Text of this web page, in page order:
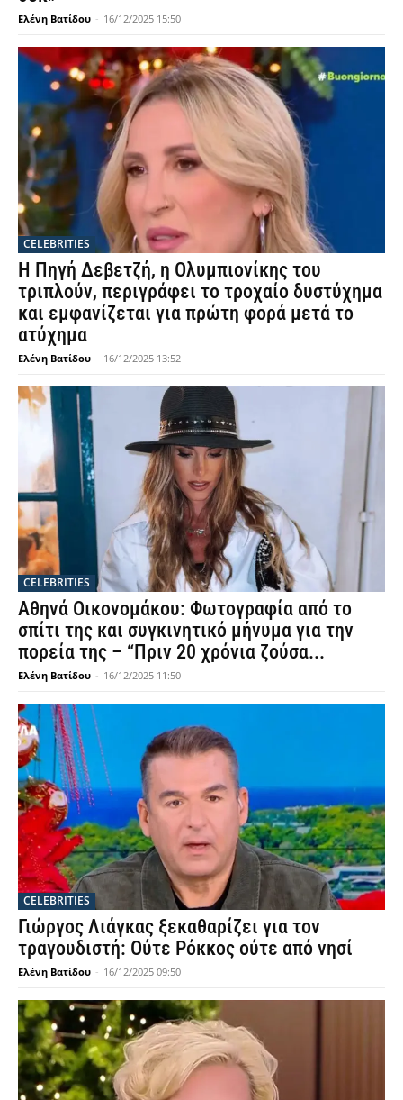
Ελένη Βατίδου - 16/12/2025 15:50
CELEBRITIES
Η Πηγή Δεβετζή, η Ολυμπιονίκης του
τριπλούν, περιγράφει το τροχαίο δυστύχημα
και εμφανίζεται για πρώτη φορά μετά το
ατύχημα
Ελένη Βατίδου - 16/12/2025 13:52
CELEBRITIES
Αθηνά Οικονομάκου: Φωτογραφία από το
σπίτι της και συγκινητικό μήνυμα για την
πορεία της – “Πριν 20 χρόνια ζούσα...
Ελένη Βατίδου - 16/12/2025 11:50
CELEBRITIES
Γιώργος Λιάγκας ξεκαθαρίζει για τον
τραγουδιστή: Ούτε Ρόκκος ούτε από νησί
Ελένη Βατίδου - 16/12/2025 09:50